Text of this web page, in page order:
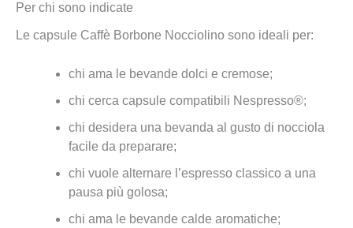
Per chi sono indicate
Le capsule Caffè Borbone Nocciolino sono ideali per:
chi ama le bevande dolci e cremose;
chi cerca capsule compatibili Nespresso®;
chi desidera una bevanda al gusto di nocciola
facile da preparare;
chi vuole alternare l’espresso classico a una
pausa più golosa;
chi ama le bevande calde aromatiche;